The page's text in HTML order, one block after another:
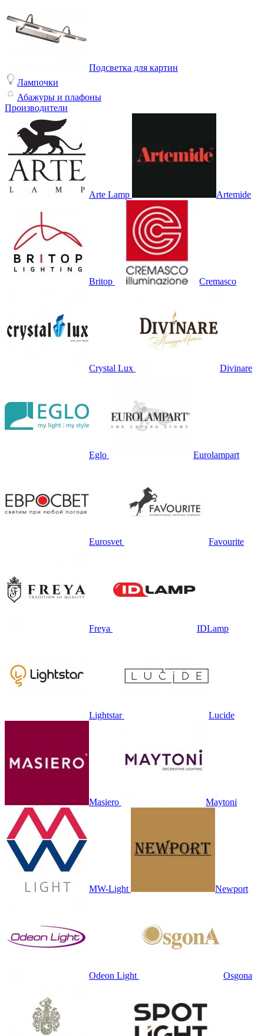
Подсветка для картин
Лампочки
Абажуры и плафоны
Производители
Arte Lamp Artemide
Britop Cremasco
Crystal Lux Divinare
Eglo Eurolampart
Eurosvet Favourite
Freya IDLamp
Lightstar Lucide
Masiero Maytoni
MW-Light Newport
Odeon Light Osgona